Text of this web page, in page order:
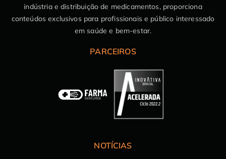
indústria e distribuição de medicamentos, proporciona
conteúdos exclusivos para profissionais e público interessado
em saúde e bem-estar.
PARCEIROS
NOTÍCIAS